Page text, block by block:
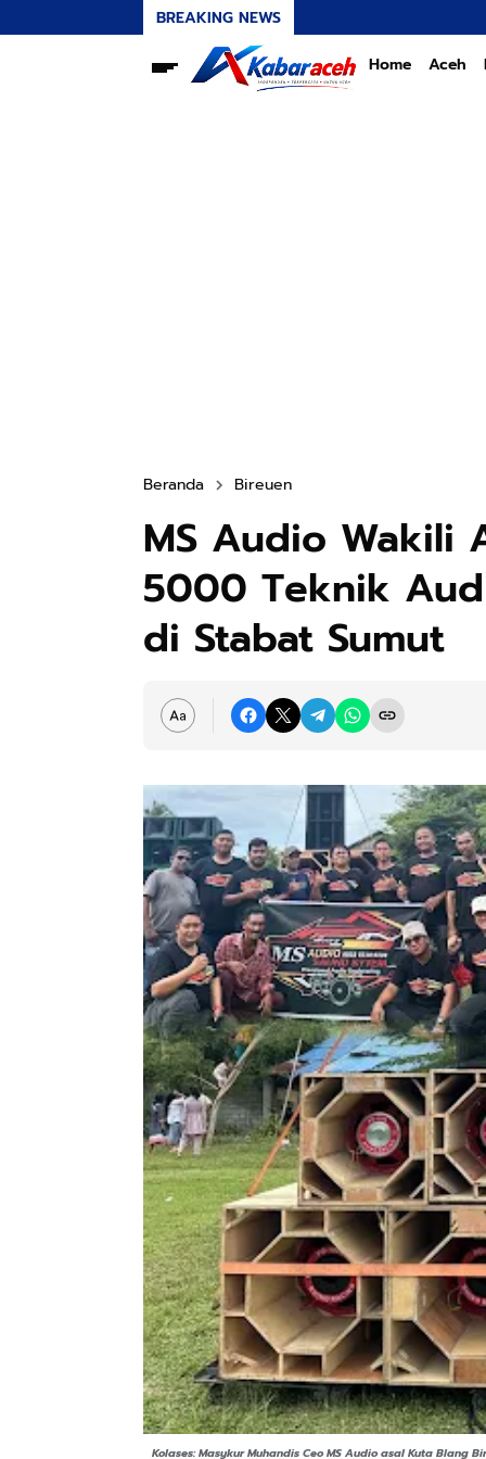
BREAKING NEWS
Home Aceh
Beranda Bireuen
MS Audio Wakili
5000 Teknik
di Stabat Sumut
Kolases: Masykur Muhandis Ceo MS Audio asal Kuta Blang